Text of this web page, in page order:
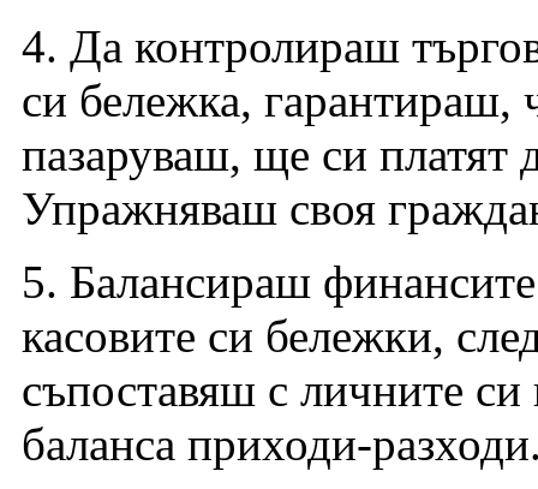
4. Да контролираш
си бележка, гарантираш,
пазаруваш, ще си
Упражняваш своя
5. Балансираш
касовите си бележки,
съпоставяш с личните
баланса приходи-